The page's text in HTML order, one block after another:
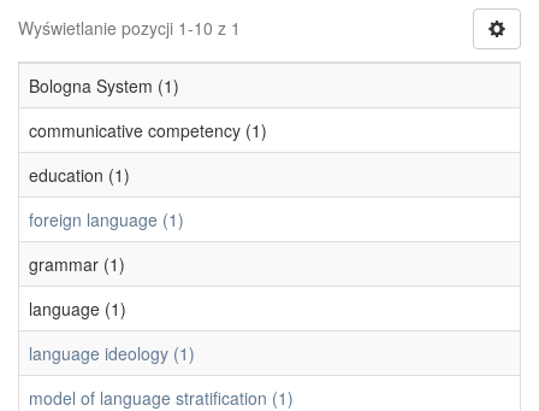
Wyświetlanie pozycji 1-10 z 1
Bologna System (1)
communicative competency (1)
education (1)
foreign language (1)
grammar (1)
language (1)
language ideology (1)
model of language stratification (1)